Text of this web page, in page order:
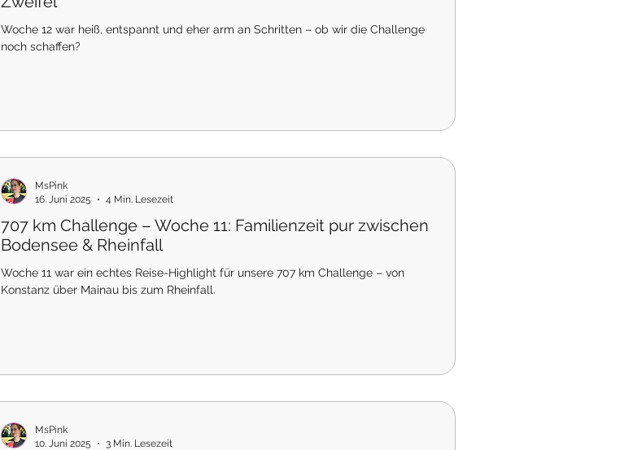
Woche 12 war heiß, entspannt und eher arm an Schritten – ob wir die Challenge
noch schaffen?
707 km Challenge – Woche 11: Familienzeit pur zwischen
Bodensee & Rheinfall
Woche 11 war ein echtes Reise-Highlight für unsere 707 km Challenge – von
Konstanz über Mainau bis zum Rheinfall.
MsPink
16. Juni 2025
4 Min. Lesezeit
MsPink
10. Juni 2025
3 Min. Lesezeit